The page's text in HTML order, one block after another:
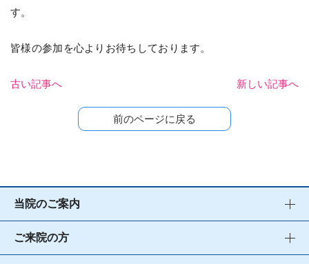
す。
皆様の参加を心よりお待ちしております。
古い記事へ 新しい記事へ
前のページに戻る
当院のご案内
ご来院の方